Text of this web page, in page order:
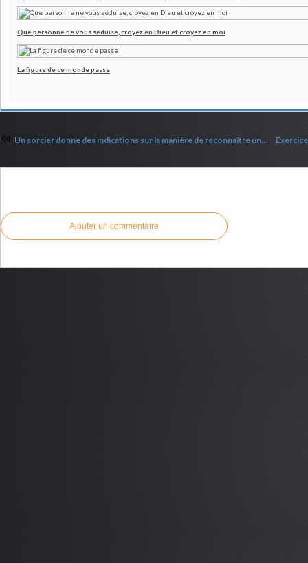
Que personne ne vous séduise, croyez en Dieu et croyez en moi
La figure de ce monde passe
Un sorcier donne des indications sur la manière de reconnaître un influenceur, un artiste, ou n'importe quelle autre personne qui a fait un pacte
Ajouter un commentaire